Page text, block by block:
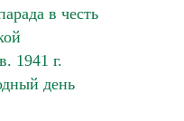
в честь
1941 г.
день